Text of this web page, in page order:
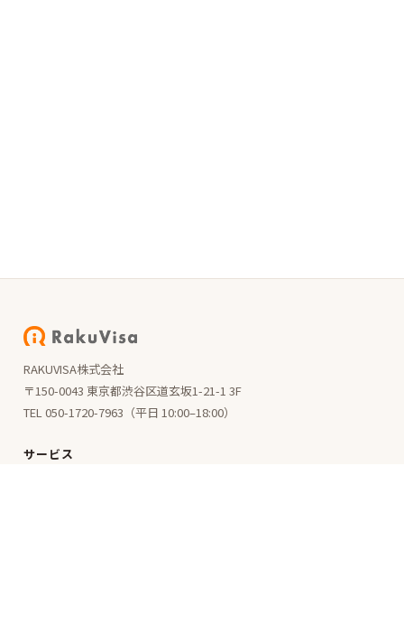
RAKUVISA株式会社
〒150-0043 東京都渋谷区道玄坂1-21-1 3F
TEL 050-1720-7963（平日 10:00–18:00）
サービス